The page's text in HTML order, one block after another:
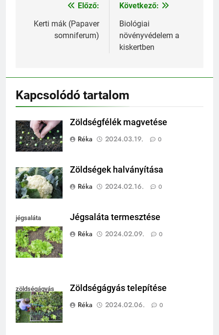
Bejegyzés
navigáció
Előző:
Kerti mák (Papaver
somniferum)
Következő:
Biológiai
növényvédelem a
kiskertben
Kapcsolódó tartalom
Zöldségfélék magvetése
Réka
2024.03.19. 0
Zöldségek halványítása
Réka
2024.02.16. 0
jégsaláta
termesztése
Jégsaláta termesztése
Réka
2024.02.09. 0
zöldségágyás
Zöldségágyás telepítése
Réka
2024.02.06. 0